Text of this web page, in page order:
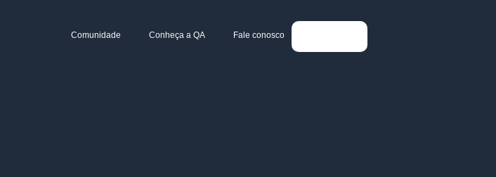
Comunidade Conheça a QA Fale conosco